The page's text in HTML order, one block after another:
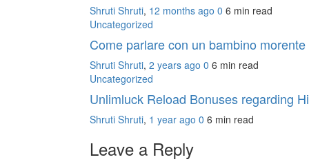
Shruti Shruti, 12 months ago 0 6 min read
Uncategorized
Come parlare con un bambino
Shruti Shruti, 2 years ago 0 6 min read
Uncategorized
Unlimluck Reload Bonuses regarding
Shruti Shruti, 1 year ago 0 6 min read
Leave a Reply